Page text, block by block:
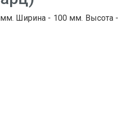
мм. Ширина - 100 мм. Высота -